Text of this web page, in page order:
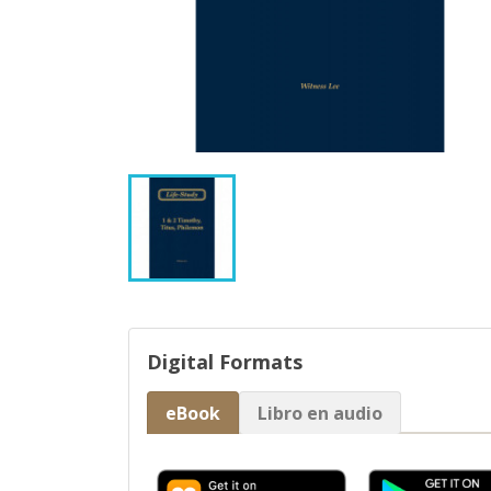
Digital Formats
eBook Libro en audio